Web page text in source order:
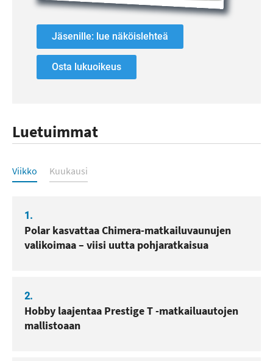
Jäsenille: lue näköislehteä
Osta lukuoikeus
Luetuimmat
Luetuimmat
Viikko Kuukausi
1.
Polar kasvattaa Chimera-matkailuvaunujen
valikoimaa – viisi uutta pohjaratkaisua
2.
Hobby laajentaa Prestige T -matkailuautojen
mallistoaan